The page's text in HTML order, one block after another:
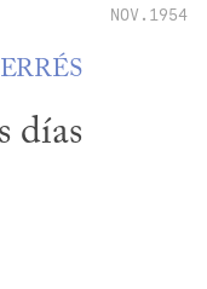
NOV.1954
días